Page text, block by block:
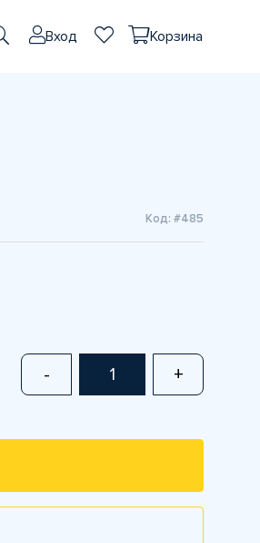
Вход Корзина
Код: #485
- +